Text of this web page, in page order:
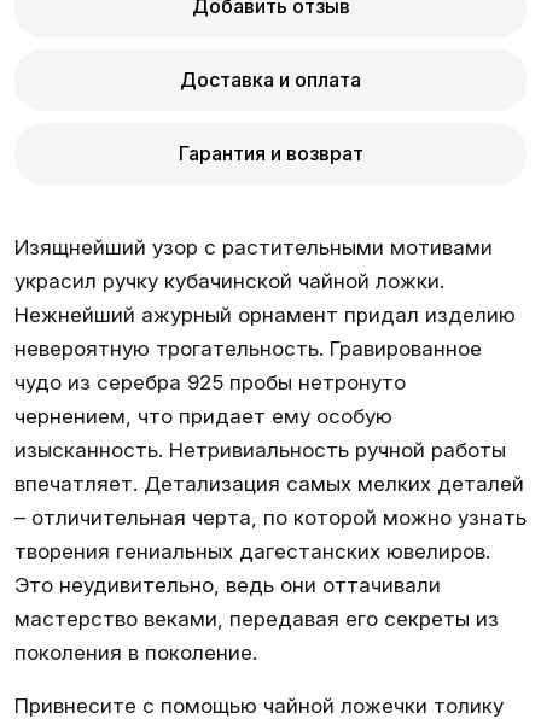
Добавить отзыв
Доставка и оплата
Гарантия и возврат
Изящнейший узор с растительными мотивами
украсил ручку кубачинской чайной ложки.
Нежнейший ажурный орнамент придал изделию
невероятную трогательность. Гравированное
чудо из серебра 925 пробы нетронуто
чернением, что придает ему особую
изысканность. Нетривиальность ручной работы
впечатляет. Детализация самых мелких деталей
– отличительная черта, по которой можно узнать
творения гениальных дагестанских ювелиров.
Это неудивительно, ведь они оттачивали
мастерство веками, передавая его секреты из
поколения в поколение.
Привнесите с помощью чайной ложечки толику